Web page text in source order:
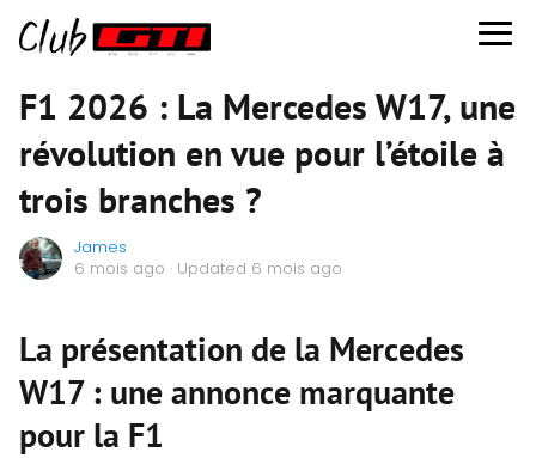
F1 2026 : La Mercedes W17, une
révolution en vue pour l’étoile à
trois branches ?
James
6 mois ago · Updated 6 mois ago
La présentation de la Mercedes
W17 : une annonce marquante
pour la F1